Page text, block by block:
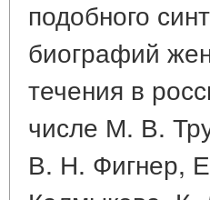
подобного
биографий
течения в
числе М. В.
В. Н. Фигнер,